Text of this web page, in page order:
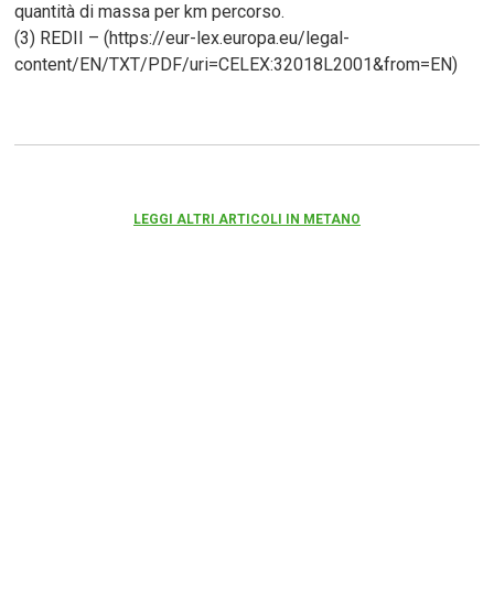
quantità di massa per km percorso.
(3) REDII – (https://eur-lex.europa.eu/legal-
content/EN/TXT/PDF/uri=CELEX:32018L2001&from=EN)
LEGGI ALTRI ARTICOLI IN METANO